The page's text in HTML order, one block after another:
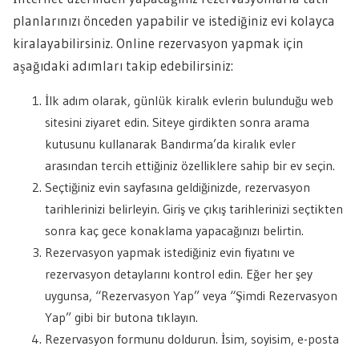
planlarınızı önceden yapabilir ve istediğiniz evi kolayca
kiralayabilirsiniz. Online rezervasyon yapmak için
aşağıdaki adımları takip edebilirsiniz:
İlk adım olarak, günlük kiralık evlerin bulunduğu web
sitesini ziyaret edin. Siteye girdikten sonra arama
kutusunu kullanarak Bandırma’da kiralık evler
arasından tercih ettiğiniz özelliklere sahip bir ev seçin.
Seçtiğiniz evin sayfasına geldiğinizde, rezervasyon
tarihlerinizi belirleyin. Giriş ve çıkış tarihlerinizi seçtikten
sonra kaç gece konaklama yapacağınızı belirtin.
Rezervasyon yapmak istediğiniz evin fiyatını ve
rezervasyon detaylarını kontrol edin. Eğer her şey
uygunsa, “Rezervasyon Yap” veya “Şimdi Rezervasyon
Yap” gibi bir butona tıklayın.
Rezervasyon formunu doldurun. İsim, soyisim, e-posta